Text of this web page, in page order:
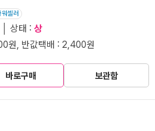
워셀러
상태 : 상
원, 반값택배 : 2,400원
바로구매 보관함